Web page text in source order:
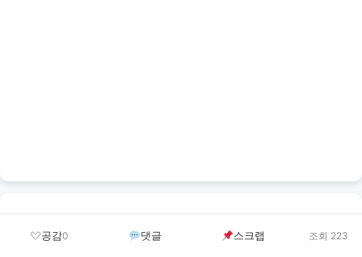
StoryArena
공감0 댓글 스크랩 조회 223